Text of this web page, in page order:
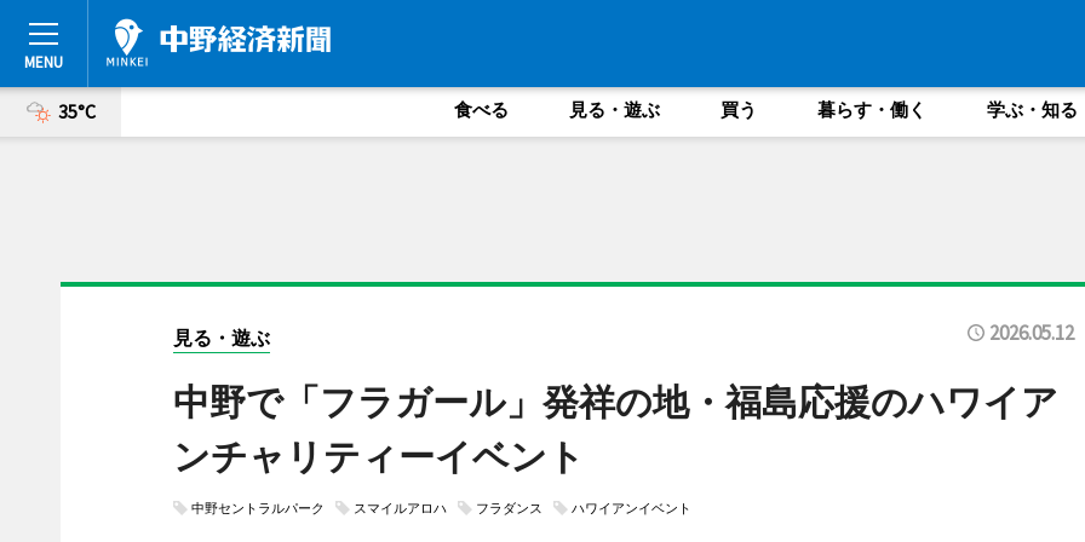
35°C 食べる 見る・遊ぶ 買う 暮らす・働く 学ぶ・知る
見る・遊ぶ 2026.05.12
中野で「フラガール」発祥の地・福島応援のハワイア
ンチャリティーイベント
中野セントラルパーク スマイルアロハ フラダンス ハワイアンイベント